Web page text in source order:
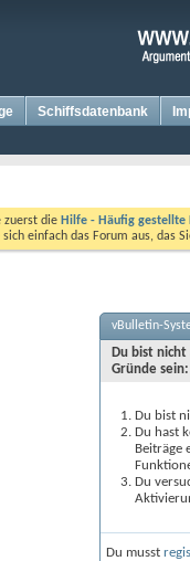
Schiffsdatenbank
zuerst die Hilfe - Häufig gestellte
einfach das Forum aus, das
vBulletin-
Du bist
Gründe sein:
Du bist
Du hast
Beiträge
Du
Du musst